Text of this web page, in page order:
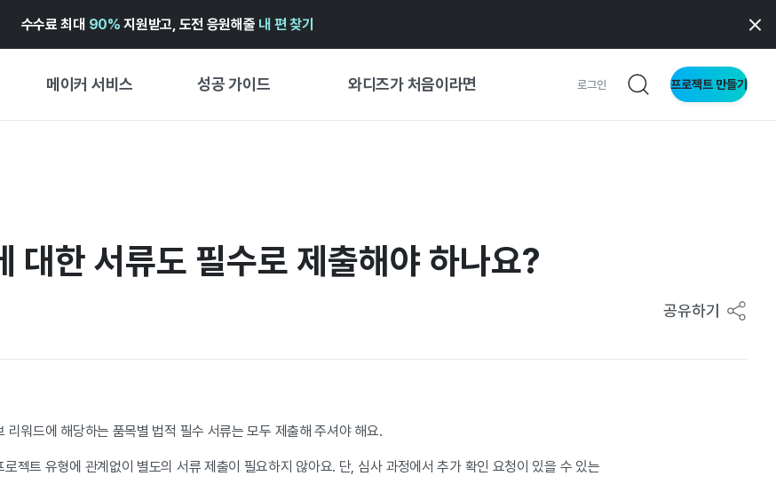
수수료 최대 90% 지원받고, 도전 응원해줄 내 편 찾기
메이커 서비스 성공 가이드 와디즈가 처음이라면 로그인 프로젝트 만들기
와디즈 어워즈 ↗︎
성공 스토리
창작형
비즈니스형
대한 서류도 필수로 제출해야 하나요?
공유하기
워드에 해당하는 품목별 법적 필수 서류는 모두 제출해 주셔야 해요.
젝트 유형에 관계없이 별도의 서류 제출이 필요하지 않아요. 단, 심사 과정에서 추가 확인 요청이 있을 수 있는